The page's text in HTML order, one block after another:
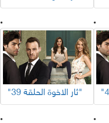
"ثار الاخوة الحلقة 39"